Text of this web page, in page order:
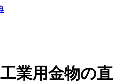
業用金物の直